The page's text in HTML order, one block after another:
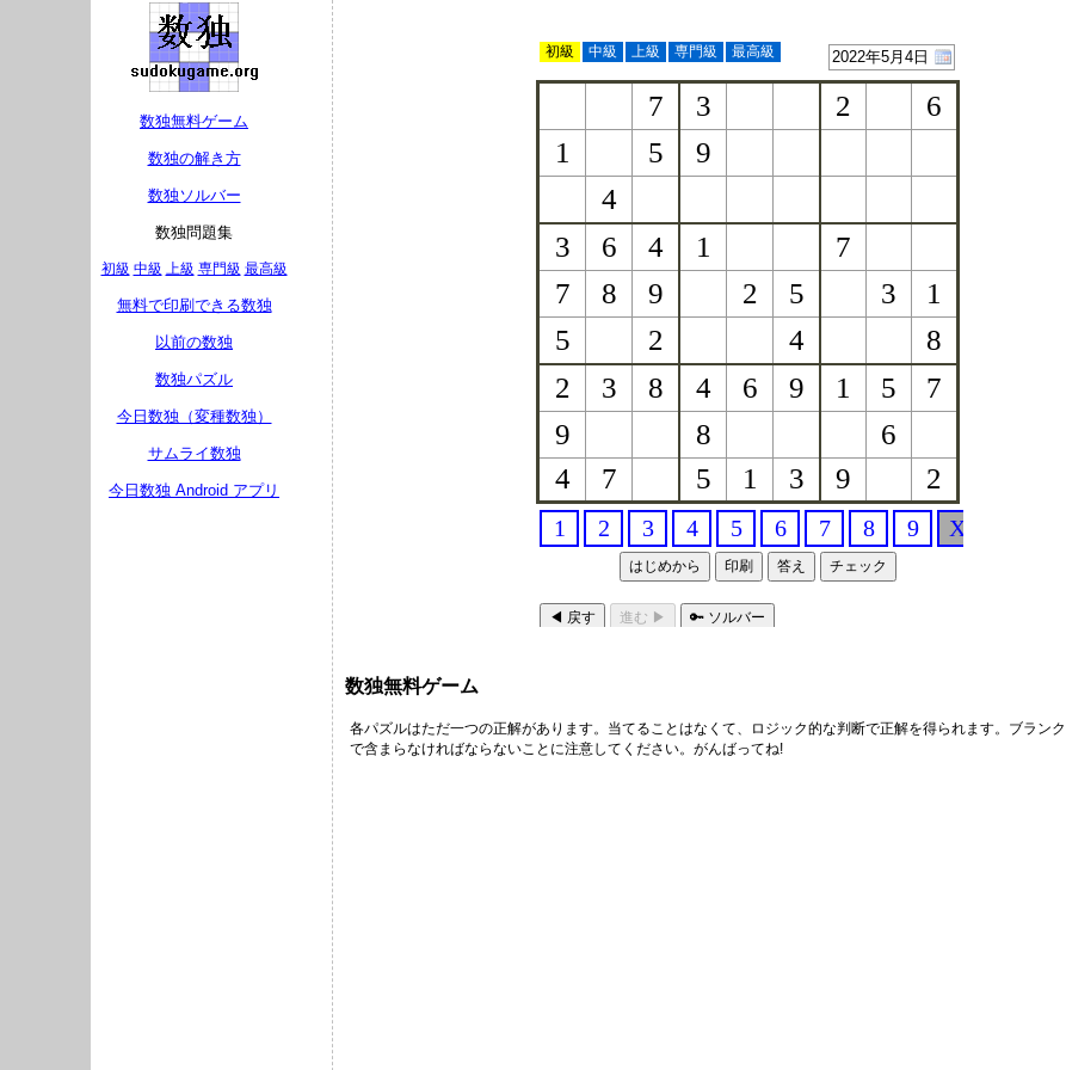
数独無料ゲーム
数独の解き方
数独ソルバー
数独問題集
初級 中級 上級 専門級 最高級
無料で印刷できる数独
以前の数独
数独パズル
今日数独（変種数独）
サムライ数独
今日数独 Android アプリ
数独無料ゲーム
各パズルはただ一つの正解があります。当てることはなくて、ロジック的な判断で正解を得られます。ブラン
で含まらなければならないことに注意してください。がんばってね!